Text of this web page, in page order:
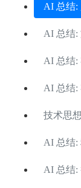
AI 总结:
AI 总结:
AI 总结:
AI 总结:
技术思
AI 总结:
AI 总结: